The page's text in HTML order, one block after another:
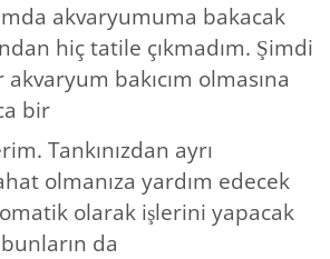
akvaryumuma bakacak
hiç tatile çıkmadım. Şimdi
bakıcım olmasına
bir
Tankınızdan ayrı
olmanıza yardım edecek
olarak işlerini yapacak
da